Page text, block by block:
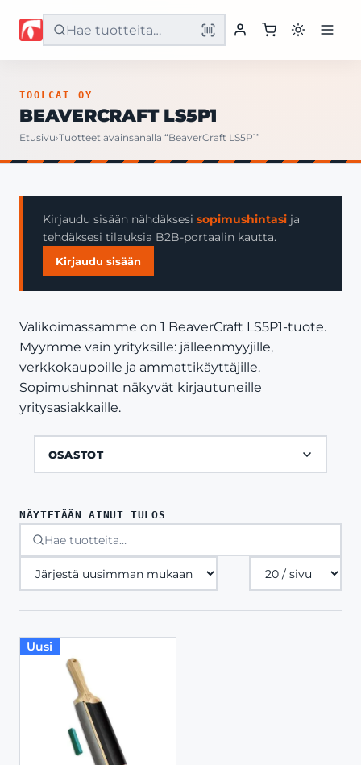
Etusivu
Yritys
Yhteystiedot
TOOLCAT OY
BEAVERCRAFT LS5P1
Etusivu›Tuotteet avainsanalla “BeaverCraft LS5P1”
Kirjaudu sisään nähdäksesi sopimushintasi ja
tehdäksesi tilauksia B2B-portaalin kautta.
Kirjaudu sisään
Valikoimassamme on 1 BeaverCraft LS5P1-tuote.
Myymme vain yrityksille: jälleenmyyjille,
verkkokaupoille ja ammattikäyttäjille.
Sopimushinnat näkyvät kirjautuneille
yritysasiakkaille.
OSASTOT
NÄYTETÄÄN AINUT TULOS
Tuotteita
sivulla
Uusi